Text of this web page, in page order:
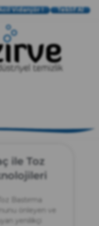
Vidanjör ! Teklif Al
ile Toz
Bastırma
önleyen ve
yenilikçi